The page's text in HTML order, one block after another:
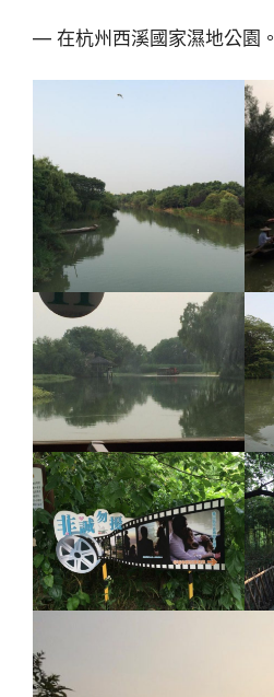
— 在杭州西溪國家濕地公園。